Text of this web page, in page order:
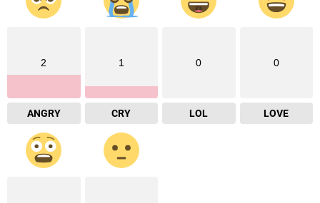
2
ANGRY
1
CRY
0
LOL
0
LOVE